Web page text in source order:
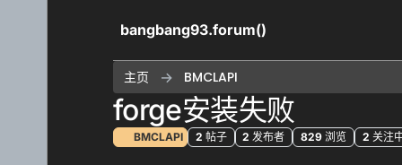
bangbang93.forum()
主页 BMCLAPI
forge安装失败
BMCLAPI 2 帖子 2 发布者 829 浏览 2 关注